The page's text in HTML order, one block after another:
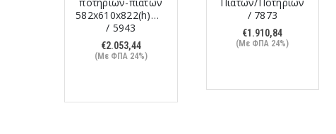
ποτηριών-πιάτων
582x610x822(h)mm
/ 5943
€2.053,44
(Με ΦΠΑ 24%)
Πιάτων/Ποτηριών
/ 7873
€1.910,84
(Με ΦΠΑ 24%)